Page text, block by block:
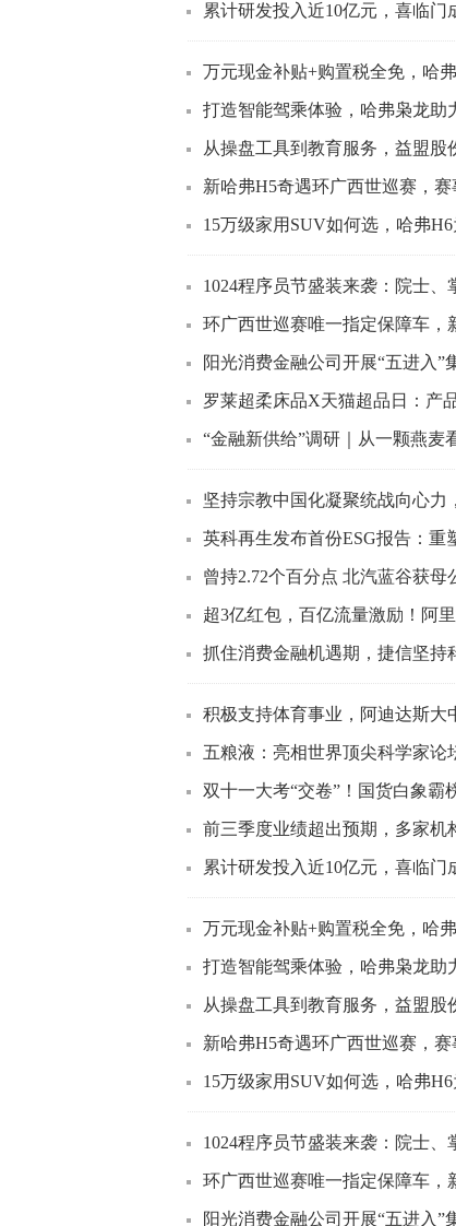
累计研发投入近10亿元，喜临
万元现金补贴+购置税全免，哈
打造智能驾乘体验，哈弗枭龙助
从操盘工具到教育服务，益盟
新哈弗H5奇遇环广西世巡赛，
15万级家用SUV如何选，哈弗
1024程序员节盛装来袭：院士
环广西世巡赛唯一指定保障车，
阳光消费金融公司开展“五进入”
罗莱超柔床品X天猫超品日：产
“金融新供给”调研｜从一颗燕麦
坚持宗教中国化凝聚统战向心
英科再生发布首份ESG报告：重
曾持2.72个百分点 北汽蓝谷获母
超3亿红包，百亿流量激励！阿
抓住消费金融机遇期，捷信坚持
积极支持体育事业，阿迪达斯大
五粮液：亮相世界顶尖科学家论
双十一大考“交卷”！国货白象霸
前三季度业绩超出预期，多家机
累计研发投入近10亿元，喜临
万元现金补贴+购置税全免，哈
打造智能驾乘体验，哈弗枭龙助
从操盘工具到教育服务，益盟
新哈弗H5奇遇环广西世巡赛，
15万级家用SUV如何选，哈弗
1024程序员节盛装来袭：院士
环广西世巡赛唯一指定保障车，
阳光消费金融公司开展“五进入”